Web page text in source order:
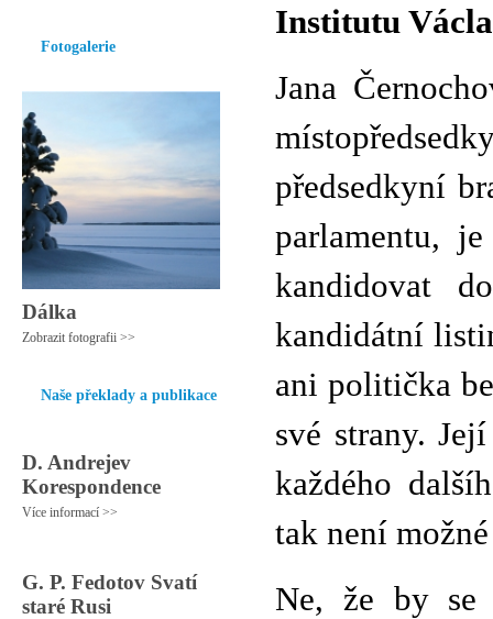
Fotogalerie
Dálka
Zobrazit fotografii >>
Naše překlady a publikace
D. Andrejev
Korespondence
Více informací >>
G. P. Fedotov Svatí
staré Rusi
Institutu
Jana
předsedkyní
parlamentu,
kandidovat
kandidátní
ani politička
své strany.
každého
tak není
Ne, že by se